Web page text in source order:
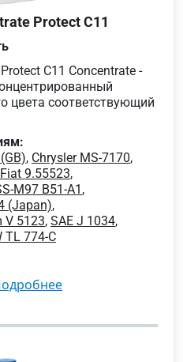
Protect C11
C11 Concentrate -
цвета соответствующий
, Chrysler MS-7170,
Fiat 9.55523,
M97 B51-A1 ,
(Japan),
V 5123, SAE J 1034,
TL 774-C
подробнее